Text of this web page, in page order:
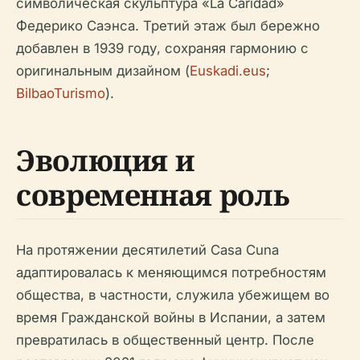
символическая скульптура «La Caridad»
Федерико Саэнса. Третий этаж был бережно
добавлен в 1939 году, сохраняя гармонию с
оригинальным дизайном (Euskadi.eus;
BilbaoTurismo).
Эволюция и
современная роль
На протяжении десятилетий Casa Cuna
адаптировалась к меняющимся потребностям
общества, в частности, служила убежищем во
время Гражданской войны в Испании, а затем
превратилась в общественный центр. После